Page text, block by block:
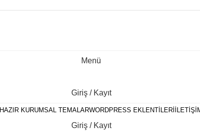
Menü
Giriş / Kayıt
HAZIR KURUMSAL TEMALARWORDPRESS EKLENTILERI
Giriş / Kayıt